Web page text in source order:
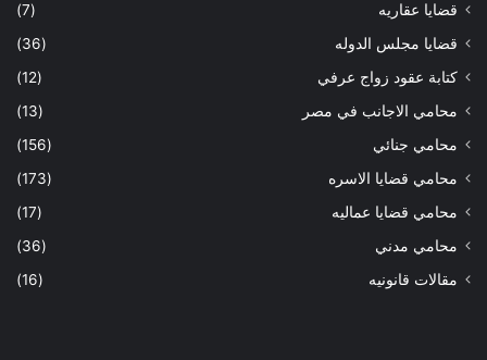
قضايا عقاريه
(7)
قضايا مجلس الدوله
(36)
كتابة عقود زواج عرفي
(12)
محامي الاجانب في مصر
(13)
محامي جنائي
(156)
محامي قضايا الاسره
(173)
محامي قضايا عماليه
(17)
محامي مدني
(36)
مقالات قانونيه
(16)